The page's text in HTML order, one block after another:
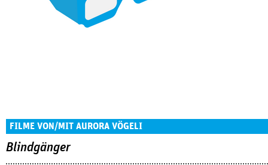
FILME VON/MIT AURORA VÖGELI
Blindgänger